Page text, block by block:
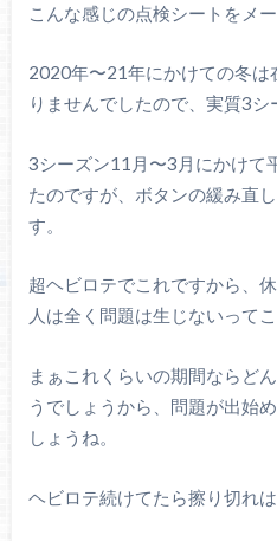
こんな感じの点検シートをメ
2020年〜21年にかけての冬は
りませんでしたので、実質3シ
3シーズン11月〜3月にかけて
たのですが、ボタンの緩み直
す。
超ヘビロテでこれですから、
人は全く問題は生じないってこ
まぁこれくらいの期間ならど
うでしょうから、問題が出始
しょうね。
ヘビロテ続けてたら擦り切れ